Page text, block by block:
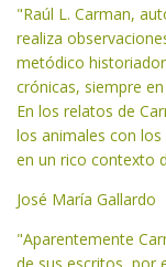
"Raúl L. Carman,
realiza
metódico
crónicas, siempre
En los relatos de
los animales con
en un rico contexto
José María Gallardo
"Aparentemente